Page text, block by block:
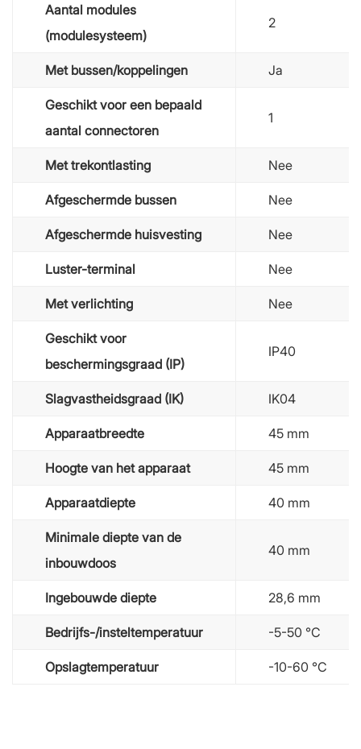
Aantal modules
(modulesysteem)
2
Met bussen/koppelingen Ja
Geschikt voor een bepaald
aantal connectoren
1
Met trekontlasting Nee
Afgeschermde bussen Nee
Afgeschermde huisvesting Nee
Luster-terminal Nee
Met verlichting Nee
Geschikt voor
beschermingsgraad (IP)
IP40
Slagvastheidsgraad (IK) IK04
Apparaatbreedte 45 mm
Hoogte van het apparaat 45 mm
Apparaatdiepte 40 mm
Minimale diepte van de
inbouwdoos
40 mm
Ingebouwde diepte 28,6 mm
Bedrijfs-/insteltemperatuur -5-50 °C
Opslagtemperatuur -10-60 °C